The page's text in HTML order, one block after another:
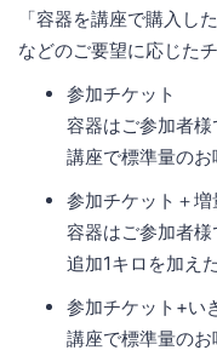
「容器を講座で購入した
などのご要望に応じた
参加チケット
容器はご参加者様
講座で標準量のお
参加チケット＋増
容器はご参加者様
追加1キロを加え
参加チケット+い
講座で標準量のお